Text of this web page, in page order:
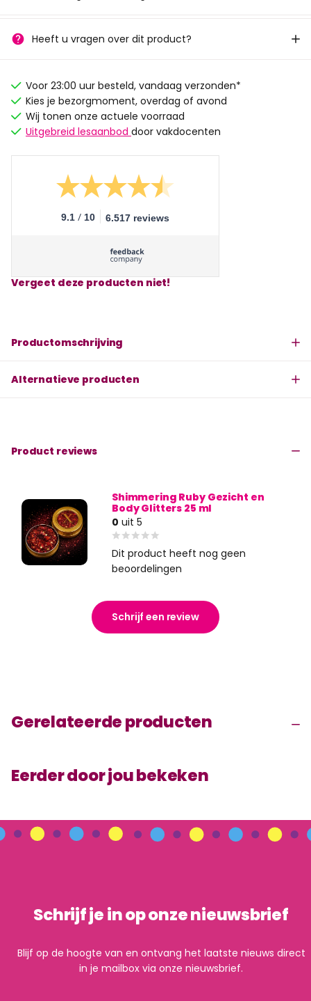
Heeft u vragen over dit product?
Voor 23:00 uur besteld, vandaag verzonden*
Kies je bezorgmoment, overdag of avond
Wij tonen onze actuele voorraad
Uitgebreid lesaanbod door vakdocenten
9.1 / 10 6.517 reviews
Vergeet deze producten niet!
Productomschrijving
Alternatieve producten
Product reviews
Shimmering Ruby Gezicht en
Body Glitters 25 ml
0 uit 5
Dit product heeft nog geen
beoordelingen
Schrijf een review
Gerelateerde producten
Eerder door jou bekeken
Schrijf je in op onze nieuwsbrief
Blijf op de hoogte van en ontvang het laatste nieuws direct
in je mailbox via onze nieuwsbrief.